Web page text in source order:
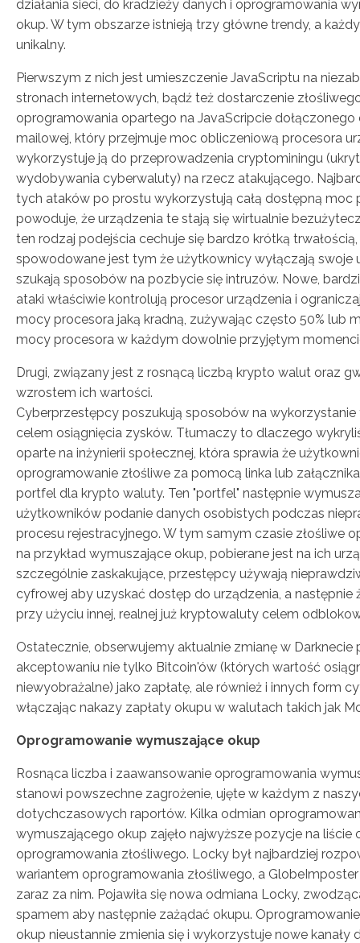
działania sieci, do kradzieży danych i oprogramowania
okup. W tym obszarze istnieją trzy główne trendy, a
unikalny.
Pierwszym z nich jest umieszczenie JavaScriptu na
stronach internetowych, bądź też dostarczenie
oprogramowania opartego na JavaScripcie
mailowej, który przejmuje moc obliczeniową procesora
wykorzystuje ją do przeprowadzenia cryptominingu
wydobywania cyberwaluty) na rzecz atakującego.
tych ataków po prostu wykorzystują całą dostępną moc
powoduje, że urządzenia te stają się wirtualnie
ten rodzaj podejścia cechuje się bardzo krótką
spowodowane jest tym że użytkownicy wyłączają swoje
szukają sposobów na pozbycie się intruzów. Nowe,
ataki właściwie kontrolują procesor urządzenia i
mocy procesora jaką kradną, zużywając często 50% lub
mocy procesora w każdym dowolnie przyjętym
Drugi, związany jest z rosnącą liczbą krypto walut oraz
wzrostem ich wartości.
Cyberprzestępcy poszukują sposobów na
celem osiągnięcia zysków. Tłumaczy to dlaczego
oparte na inżynierii społecznej, która sprawia że
oprogramowanie złośliwe za pomocą linka lub
portfel dla krypto waluty. Ten "portfel" następnie
użytkowników podanie danych osobistych podczas
procesu rejestracyjnego. W tym samym czasie złośliwe
na przykład wymuszające okup, pobierane jest na ich
szczególnie zaskakujące, przestępcy używają
cyfrowej aby uzyskać dostęp do urządzenia, a następnie
przy użyciu innej, realnej już kryptowaluty celem
Ostatecznie, obserwujemy aktualnie zmianę w Darknecie
akceptowaniu nie tylko Bitcoin'ów (których wartość
niewyobrażalne) jako zapłatę, ale również i innych form
włączając nakazy zapłaty okupu w walutach takich jak
Oprogramowanie wymuszające okup
Rosnąca liczba i zaawansowanie oprogramowania
stanowi powszechne zagrożenie, ujęte w każdym z
dotychczasowych raportów. Kilka odmian
wymuszającego okup zajęło najwyższe pozycje na liście
oprogramowania złośliwego. Locky był najbardziej
wariantem oprogramowania złośliwego, a GlobeImposter
zaraz za nim. Pojawiła się nowa odmiana Locky,
spamem aby następnie zażądać okupu.
okup nieustannie zmienia się i wykorzystuje nowe kanały